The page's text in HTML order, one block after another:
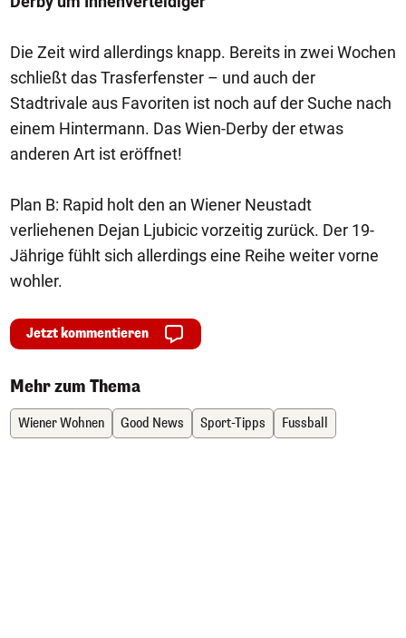
Die Zeit wird allerdings knapp. Bereits in zwei Wochen
schließt das Trasferfenster – und auch der
Stadtrivale aus Favoriten ist noch auf der Suche nach
einem Hintermann. Das Wien-Derby der etwas
anderen Art ist eröffnet!
Plan B: Rapid holt den an Wiener Neustadt
verliehenen Dejan Ljubicic vorzeitig zurück. Der 19-
Jährige fühlt sich allerdings eine Reihe weiter vorne
wohler.
Jetzt kommentieren
Mehr zum Thema
Wiener Wohnen Good News Sport-Tipps Fussball